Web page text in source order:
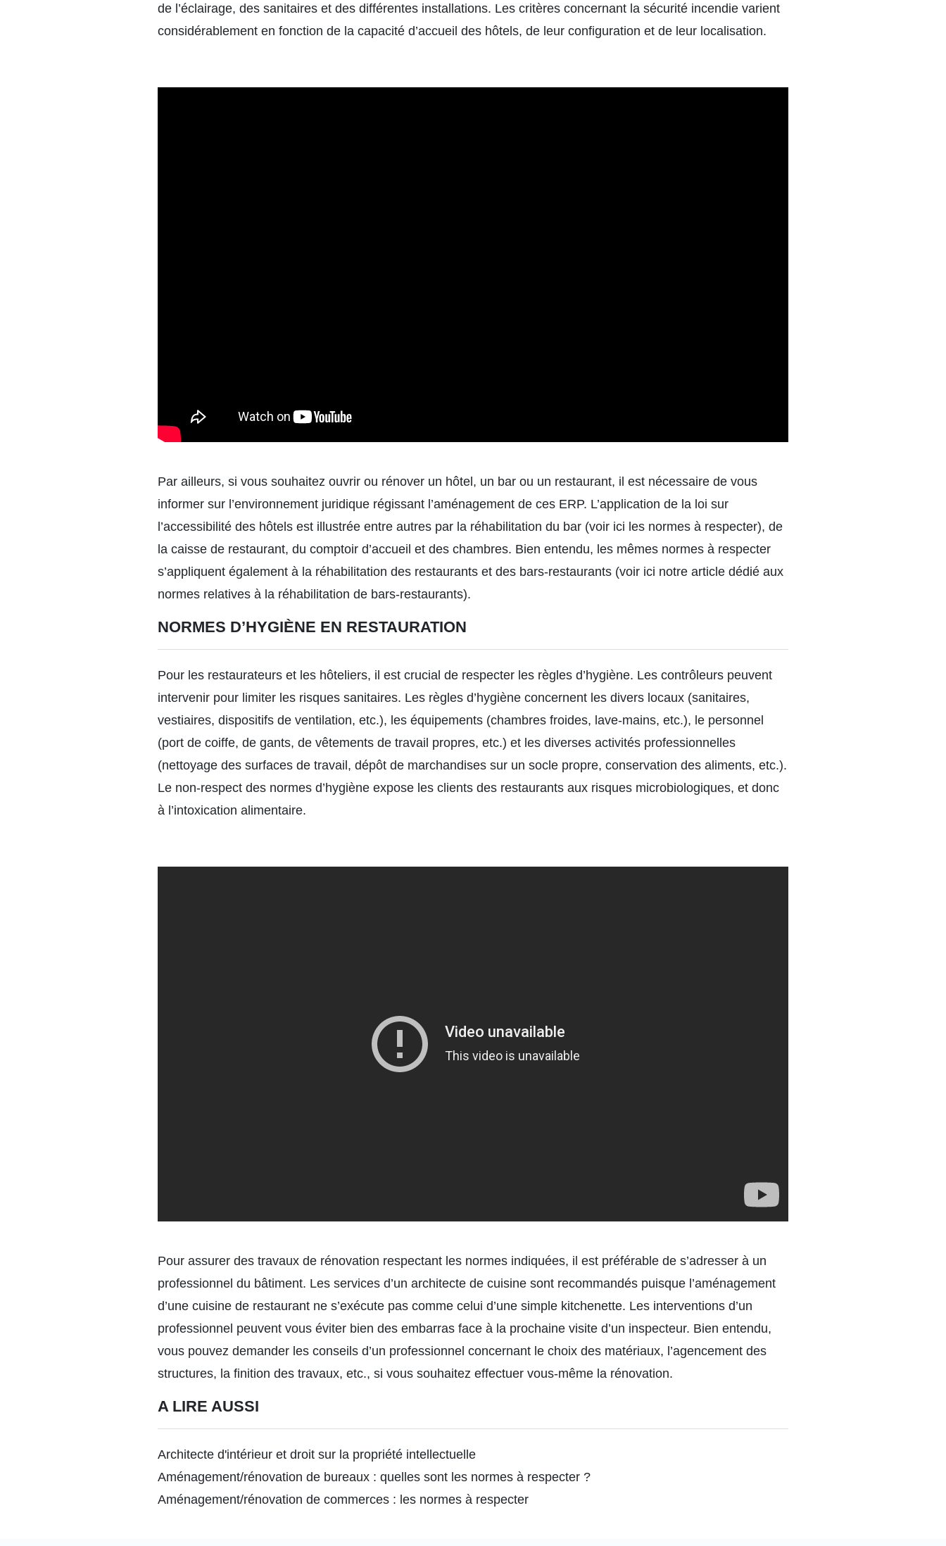
de l’éclairage, des sanitaires et des différentes installations. Les critères concernant la sécurité incendie varient
considérablement en fonction de la capacité d’accueil des hôtels, de leur configuration et de leur localisation.
Par ailleurs, si vous souhaitez ouvrir ou rénover un hôtel, un bar ou un restaurant, il est nécessaire de vous
informer sur l’environnement juridique régissant l’aménagement de ces ERP. L’application de la loi sur
l’accessibilité des hôtels est illustrée entre autres par la réhabilitation du bar (voir ici les normes à respecter), de
la caisse de restaurant, du comptoir d’accueil et des chambres. Bien entendu, les mêmes normes à respecter
s’appliquent également à la réhabilitation des restaurants et des bars-restaurants (voir ici notre article dédié aux
normes relatives à la réhabilitation de bars-restaurants).
NORMES D’HYGIÈNE EN RESTAURATION
Pour les restaurateurs et les hôteliers, il est crucial de respecter les règles d’hygiène. Les contrôleurs peuvent
intervenir pour limiter les risques sanitaires. Les règles d’hygiène concernent les divers locaux (sanitaires,
vestiaires, dispositifs de ventilation, etc.), les équipements (chambres froides, lave-mains, etc.), le personnel
(port de coiffe, de gants, de vêtements de travail propres, etc.) et les diverses activités professionnelles
(nettoyage des surfaces de travail, dépôt de marchandises sur un socle propre, conservation des aliments, etc.).
Le non-respect des normes d’hygiène expose les clients des restaurants aux risques microbiologiques, et donc
à l’intoxication alimentaire.
Pour assurer des travaux de rénovation respectant les normes indiquées, il est préférable de s’adresser à un
professionnel du bâtiment. Les services d’un architecte de cuisine sont recommandés puisque l’aménagement
d’une cuisine de restaurant ne s’exécute pas comme celui d’une simple kitchenette. Les interventions d’un
professionnel peuvent vous éviter bien des embarras face à la prochaine visite d’un inspecteur. Bien entendu,
vous pouvez demander les conseils d’un professionnel concernant le choix des matériaux, l’agencement des
structures, la finition des travaux, etc., si vous souhaitez effectuer vous-même la rénovation.
A LIRE AUSSI
Architecte d'intérieur et droit sur la propriété intellectuelle
Aménagement/rénovation de bureaux : quelles sont les normes à respecter ?
Aménagement/rénovation de commerces : les normes à respecter